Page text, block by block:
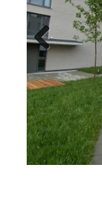
Previ
ous